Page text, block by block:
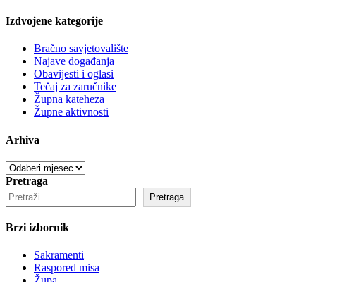
Izdvojene kategorije
Bračno savjetovalište
Najave događanja
Obavijesti i oglasi
Tečaj za zaručnike
Župna kateheza
Župne aktivnosti
Arhiva
Arhiva
Pretraga
Pretraga
Brzi izbornik
Sakramenti
Raspored misa